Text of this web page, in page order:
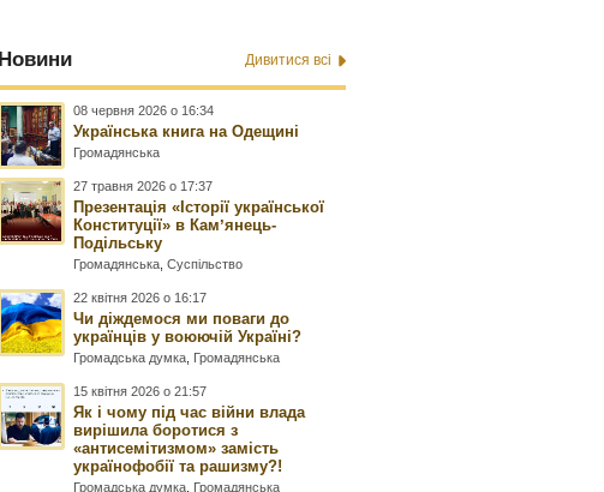
Новини Дивитися всі
08 червня 2026 о 16:34
Українська книга на Одещині
Громадянська
27 травня 2026 о 17:37
Презентація «Історії української
Конституції» в Камʼянець-
Подільську
Громадянська ,Суспільство
22 квітня 2026 о 16:17
Чи діждемося ми поваги до
українців у воюючій Україні?
Громадська думка Громадянська
15 квітня 2026 о 21:57
Як і чому під час війни влада
вирішила боротися з
«антисемітизмом» замість
українофобії та рашизму?!
Громадська думка Громадянська